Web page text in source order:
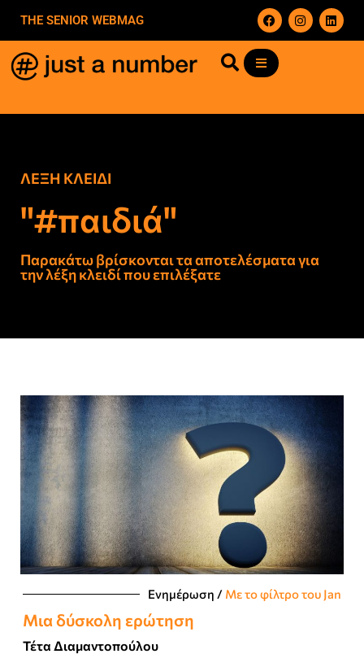
THE SENIOR WEBMAG
ΛΕΞΗ ΚΛΕΙΔΙ
"#παιδιά"
Παρακάτω βρίσκονται τα αποτελέσματα για
την λέξη κλειδί που επιλέξατε
Ενημέρωση / Με το φίλτρο του Jan
Μια δύσκολη ερώτηση
Τέτα Διαμαντοπούλου